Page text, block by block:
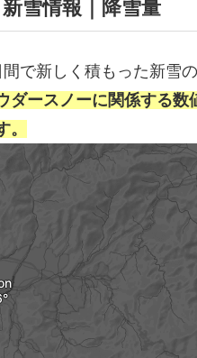
新雪情報｜降雪量
間で新しく積もった新雪
ダースノーに関係する数
。